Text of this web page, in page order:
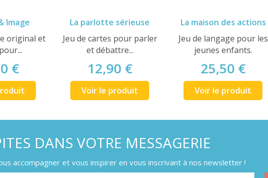
Image
original et
€
La parlotte sérieuse
Jeu de cartes pour parler
et débattre...
12,90 €
Voir le produit
La maison des actions
Jeu de langage pour les
jeunes enfants.
25,50 €
Voir le produit
DANS VOTRE MESSAGERIE
accompagner et vous inspirer en vous inscrivant à nos newsletter !